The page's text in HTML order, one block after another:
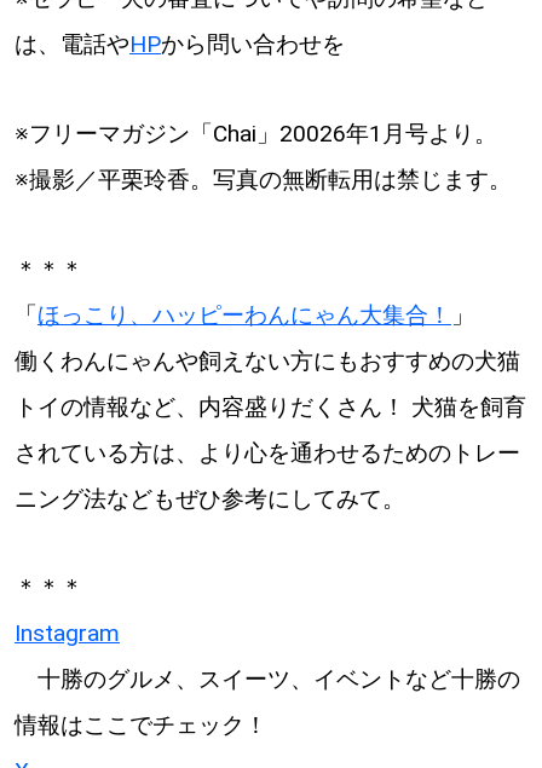
は、電話やHPから問い合わせを
※フリーマガジン「Chai」20026年1月号より。
※撮影／平栗玲香。写真の無断転用は禁じます。
＊＊＊
「ほっこり、ハッピーわんにゃん大集合！
」
働くわんにゃんや飼えない方にもおすすめの犬猫
トイの情報など、内容盛りだくさん！ 犬猫を飼育
されている方は、より心を通わせるためのトレー
ニング法などもぜひ参考にしてみて。
＊＊＊
Instagram
十勝のグルメ、スイーツ、イベントなど十勝の
情報はここでチェック！